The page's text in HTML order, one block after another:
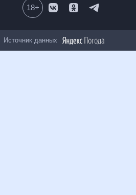
18+
Источник данных